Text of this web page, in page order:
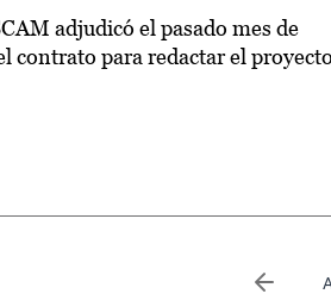
adjudicó el pasado mes de
contrato para redactar el proyecto